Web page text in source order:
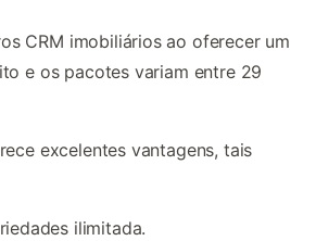
CRM imobiliários ao oferecer um
e os pacotes variam entre 29
excelentes vantagens, tais
ilimitada.